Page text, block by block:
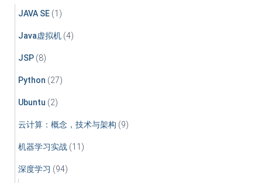
JAVA SE (1)
Java虚拟机 (4)
JSP (8)
Python (27)
Ubuntu (2)
云计算：概念，技术与架构 (9)
机器学习实战 (11)
深度学习 (94)